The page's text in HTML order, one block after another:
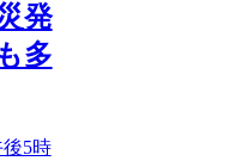
発
多
後5時